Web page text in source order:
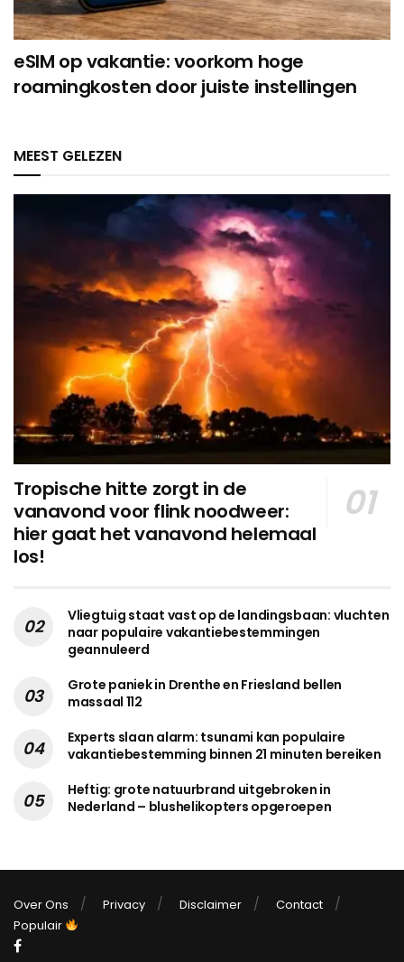
eSIM op vakantie: voorkom hoge
roamingkosten door juiste instellingen
MEEST GELEZEN
Tropische hitte zorgt in de
vanavond voor flink noodweer:
hier gaat het vanavond helemaal
los!
Vliegtuig staat vast op de landingsbaan: vluchten
naar populaire vakantiebestemmingen
geannuleerd
Grote paniek in Drenthe en Friesland bellen
massaal 112
Experts slaan alarm: tsunami kan populaire
vakantiebestemming binnen 21 minuten bereiken
Heftig: grote natuurbrand uitgebroken in
Nederland – blushelikopters opgeroepen
Over Ons Privacy Disclaimer
Contact
Populair